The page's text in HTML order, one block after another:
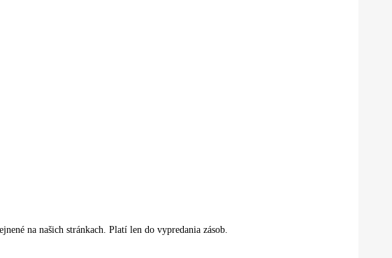
na našich stránkach. Platí len do vypredania zásob.